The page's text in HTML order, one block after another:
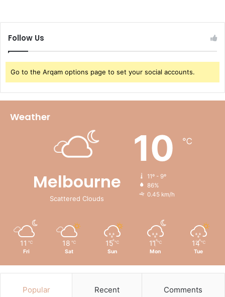
Follow Us
Go to the Arqam options page to set your social accounts.
Weather
Melbourne
Scattered Clouds
10 ℃
11º - 9º
86%
0.45 km/h
11 ℃
Fri
18 ℃
Sat
15 ℃
Sun
11 ℃
Mon
14 ℃
Tue
Popular Recent Comments